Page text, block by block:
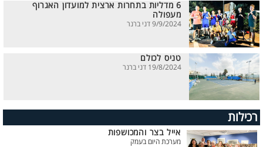
6 מדליות בתחרות ארצית למועדון האגרוף
מעפולה
9/9/2024 דני ברנר
טניס לכולם
19/8/2024 דני ברנר
רכילות
אייל בצר והמכושפות
מערכת היום בעמק